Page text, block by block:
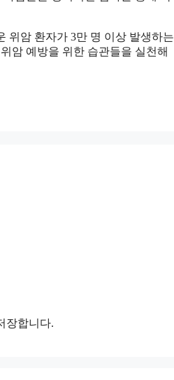
위암 환자가 3만 명 이상 발생하는
암 예방을 위한 습관들을 실천해
장합니다.